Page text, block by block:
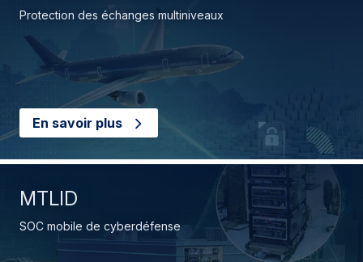
Protection des échanges multiniveaux
En savoir plus
MTLID
SOC mobile de cyberdéfense